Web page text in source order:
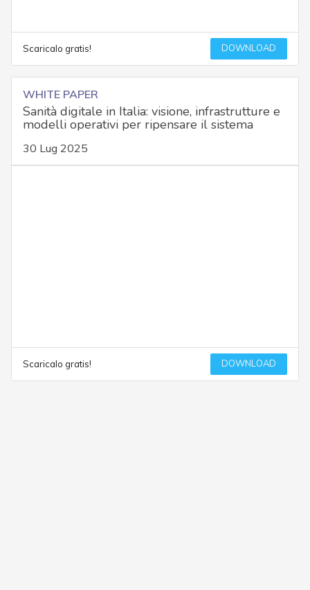
Scaricalo gratis! DOWNLOAD
WHITE PAPER
Sanità digitale in Italia: visione, infrastrutture e
modelli operativi per ripensare il sistema
30 Lug 2025
Scaricalo gratis! DOWNLOAD